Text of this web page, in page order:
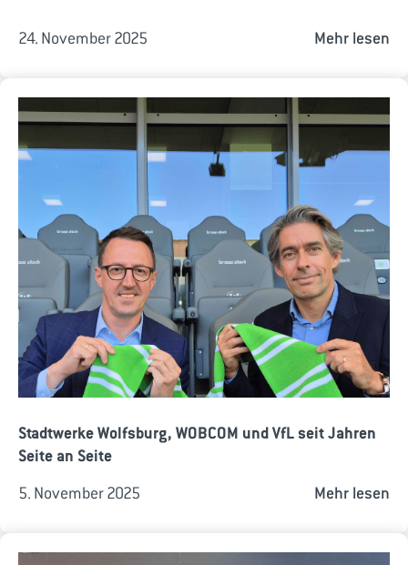
24. November 2025 Mehr lesen
Stadtwerke Wolfsburg, WOBCOM und VfL seit Jahren
Seite an Seite
5. November 2025 Mehr lesen